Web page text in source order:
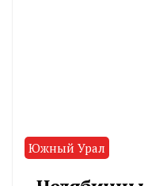
Южный Урал